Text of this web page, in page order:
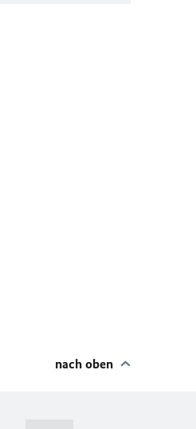
nach oben